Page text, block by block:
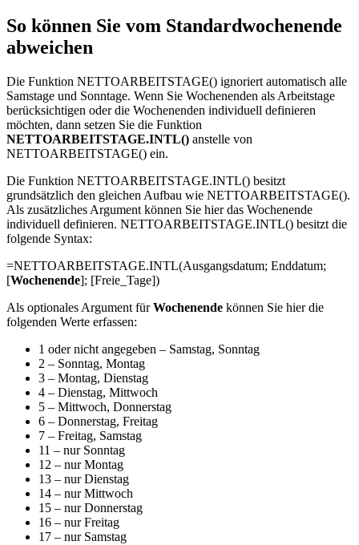
So können Sie vom Standardwochenende
abweichen
Die Funktion NETTOARBEITSTAGE() ignoriert automatisch alle
Samstage und Sonntage. Wenn Sie Wochenenden als Arbeitstage
berücksichtigen oder die Wochenenden individuell definieren
möchten, dann setzen Sie die Funktion
NETTOARBEITSTAGE.INTL() anstelle von
NETTOARBEITSTAGE() ein.
Die Funktion NETTOARBEITSTAGE.INTL() besitzt
grundsätzlich den gleichen Aufbau wie NETTOARBEITSTAGE().
Als zusätzliches Argument können Sie hier das Wochenende
individuell definieren. NETTOARBEITSTAGE.INTL() besitzt die
folgende Syntax:
=NETTOARBEITSTAGE.INTL(Ausgangsdatum; Enddatum;
[Wochenende]; [Freie_Tage])
Als optionales Argument fürWochenende können Sie hier die
folgenden Werte erfassen:
1 oder nicht angegeben – Samstag, Sonntag
2 – Sonntag, Montag
3 – Montag, Dienstag
4 – Dienstag, Mittwoch
5 – Mittwoch, Donnerstag
6 – Donnerstag, Freitag
7 – Freitag, Samstag
11 – nur Sonntag
12 – nur Montag
13 – nur Dienstag
14 – nur Mittwoch
15 – nur Donnerstag
16 – nur Freitag
17 – nur Samstag